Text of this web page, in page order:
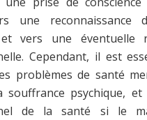
une reconnaissance
vers une éventuelle
Cependant, il est
problèmes de santé
souffrance psychique,
de la santé si le